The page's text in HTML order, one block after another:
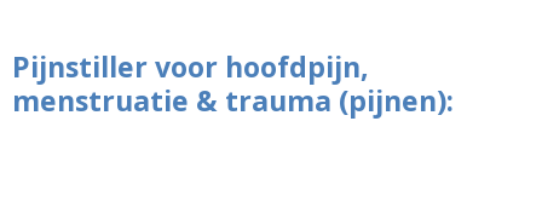
Pijnstiller voor hoofdpijn,
menstruatie & trauma (pijnen):